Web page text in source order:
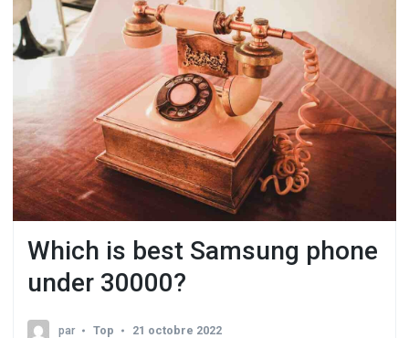
Which is best Samsung phone
under 30000?
par Top 21 octobre 2022